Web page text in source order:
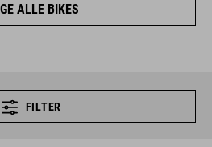
ALLE BIKES
FILTER